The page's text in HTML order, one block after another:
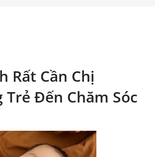
Rất Cần Chị
Trẻ Đến Chăm Sóc